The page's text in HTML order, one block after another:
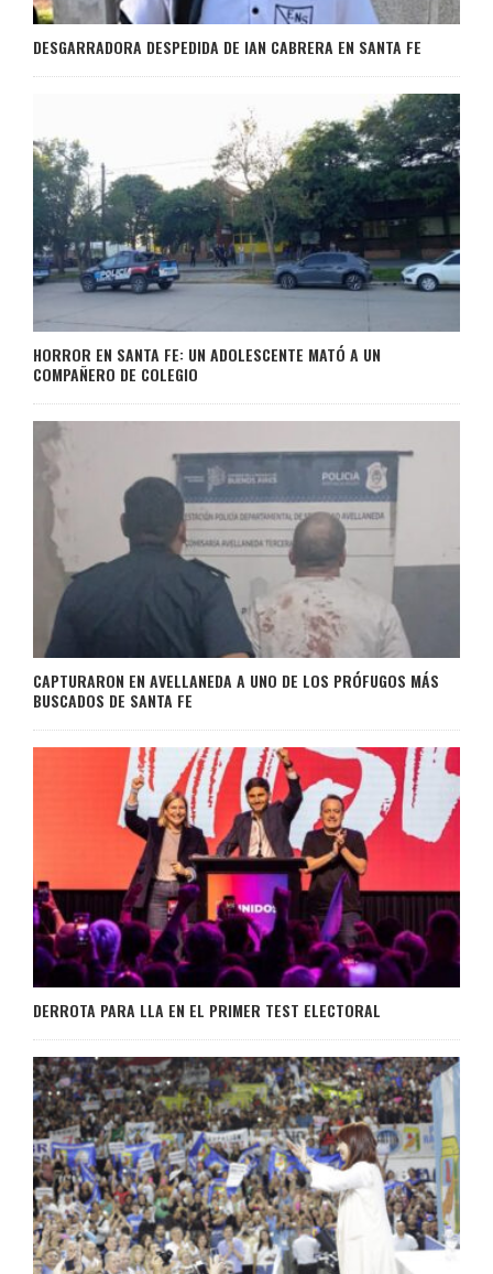
DESGARRADORA DESPEDIDA DE IAN CABRERA EN SANTA FE
HORROR EN SANTA FE: UN ADOLESCENTE MATÓ A UN
COMPAÑERO DE COLEGIO
CAPTURARON EN AVELLANEDA A UNO DE LOS PRÓFUGOS MÁS
BUSCADOS DE SANTA FE
DERROTA PARA LLA EN EL PRIMER TEST ELECTORAL